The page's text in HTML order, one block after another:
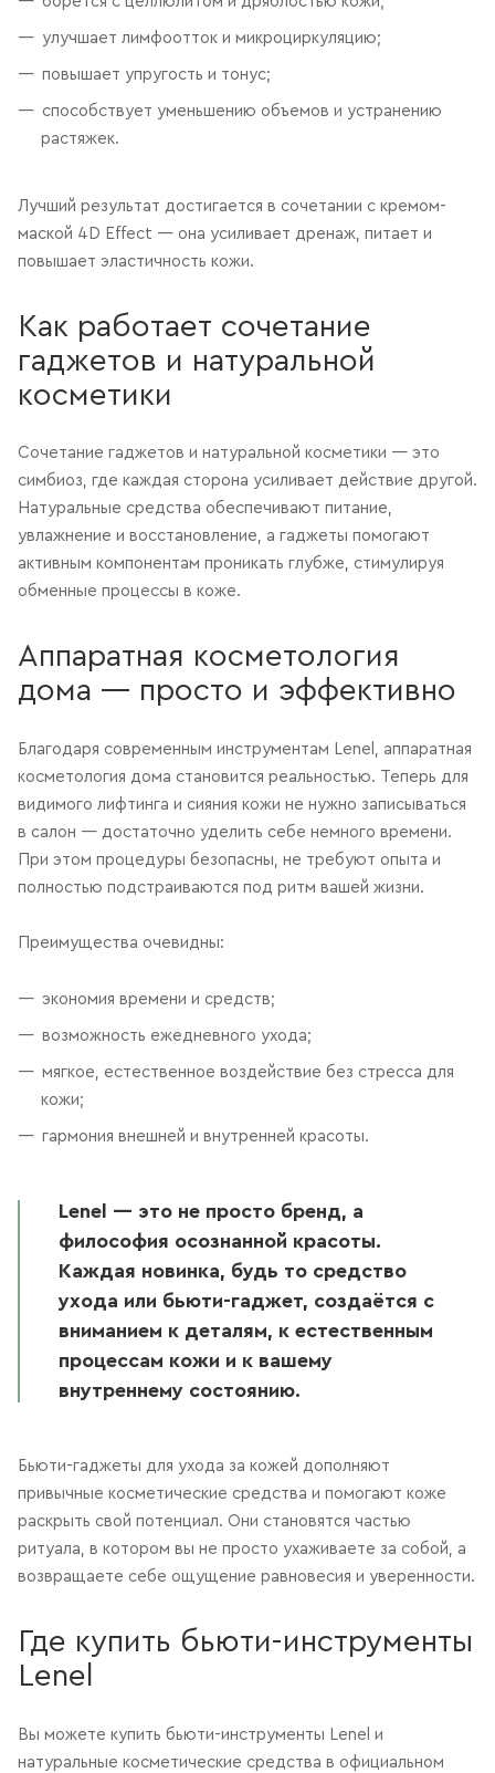
улучшает лимфоотток и микроциркуляцию;
повышает упругость и тонус;
способствует уменьшению объемов и устранению
растяжек.
Лучший результат достигается в сочетании с кремом-
маской 4D Effect — она усиливает дренаж, питает и
повышает эластичность кожи.
Как работает сочетание
гаджетов и натуральной
косметики
Сочетание гаджетов и натуральной косметики — это
симбиоз, где каждая сторона усиливает действие другой.
Натуральные средства обеспечивают питание,
увлажнение и восстановление, а гаджеты помогают
активным компонентам проникать глубже, стимулируя
обменные процессы в коже.
Аппаратная косметология
дома — просто и эффективно
Благодаря современным инструментам Lenel, аппаратная
косметология дома становится реальностью. Теперь для
видимого лифтинга и сияния кожи не нужно записываться
в салон — достаточно уделить себе немного времени.
При этом процедуры безопасны, не требуют опыта и
полностью подстраиваются под ритм вашей жизни.
Преимущества очевидны:
экономия времени и средств;
возможность ежедневного ухода;
мягкое, естественное воздействие без стресса для
кожи;
гармония внешней и внутренней красоты.
Lenel — это не просто бренд, а
философия осознанной красоты.
Каждая новинка, будь то средство
ухода или бьюти-гаджет, создаётся с
вниманием к деталям, к естественным
процессам кожи и к вашему
внутреннему состоянию.
Бьюти-гаджеты для ухода за кожей дополняют
привычные косметические средства и помогают коже
раскрыть свой потенциал. Они становятся частью
ритуала, в котором вы не просто ухаживаете за собой, а
возвращаете себе ощущение равновесия и уверенности.
Где купить бьюти-инструменты
Lenel
Вы можете купить бьюти-инструменты Lenel и
натуральные косметические средства в официальном